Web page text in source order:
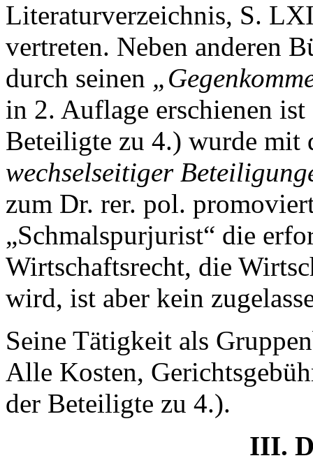
Literaturverzeichnis, S.
vertreten. Neben anderen
durch seinen
in 2. Auflage erschienen
Beteiligte zu 4.) wurde mit
wechselseitiger
zum Dr. rer. pol.
„Schmalspurjurist“ die
Wirtschaftsrecht, die
wird, ist aber kein
Seine Tätigkeit als
Alle Kosten,
der Beteiligte zu 4.).
III.